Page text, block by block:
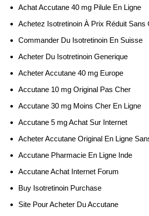
Achat Accutane 40 mg Pilule En Ligne
Achetez Isotretinoin À Prix Réduit Sans
Commander Du Isotretinoin En Suisse
Acheter Du Isotretinoin Generique
Acheter Accutane 40 mg Europe
Accutane 10 mg Original Pas Cher
Accutane 30 mg Moins Cher En Ligne
Accutane 5 mg Achat Sur Internet
Acheter Accutane Original En Ligne
Accutane Pharmacie En Ligne Inde
Accutane Achat Internet Forum
Buy Isotretinoin Purchase
Site Pour Acheter Du Accutane